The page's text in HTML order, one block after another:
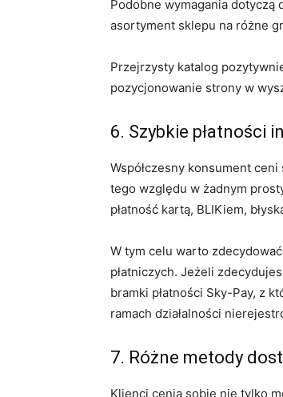
Podobne wymagania
asortyment sklepu na różne
Przejrzysty katalog
pozycjonowanie strony w
6. Szybkie płatności
Współczesny konsument
tego względu w żadnym
płatność kartą, BLIKiem,
W tym celu warto
płatniczych. Jeżeli
bramki płatności Sky-Pay, z
ramach działalności
7. Różne metody
Klienci cenią sobie nie tylko